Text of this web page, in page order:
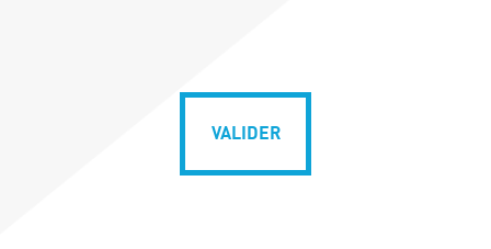
VALIDER